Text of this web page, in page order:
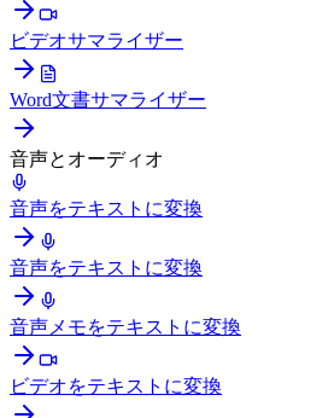
ビデオサマライザー
Word文書サマライザー
音声とオーディオ
音声をテキストに変換
音声をテキストに変換
音声メモをテキストに変換
ビデオをテキストに変換